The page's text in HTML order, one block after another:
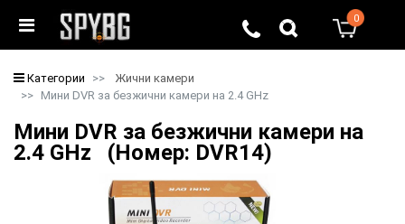
0
Категории
Жични камери
Мини DVR за безжични камери на 2.4 GHz
Мини DVR за безжични камери на
2.4 GHz (Номер: DVR14)